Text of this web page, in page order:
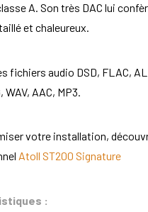
A. Son très DAC lui
et chaleureux.
fichiers audio DSD, FLAC,
WAV, AAC, MP3.
votre installation,
Atoll ST200 Signature
: